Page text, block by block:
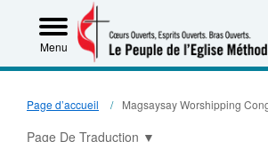
Menu
Page d’accueil Magsaysay Worshipping
Page De Traduction ▼